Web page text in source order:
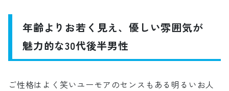
年齢よりお若く見え、優しい雰囲気が
魅力的な30代後半男性
ご性格はよく笑いユーモアのセンスもある明るいお人